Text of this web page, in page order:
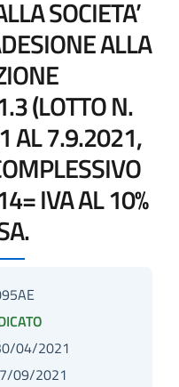
SOCIETA’
ALLA
(LOTTO N.
AL 7.9.2021,
IVA AL 10%
04/2021
09/2021